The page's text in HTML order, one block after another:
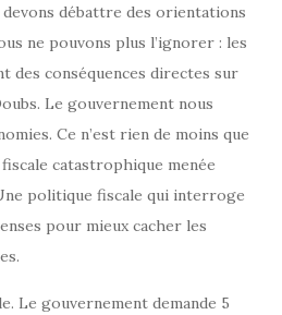
débattre des orientations
ne pouvons plus l’ignorer : les
des conséquences directes sur
Le gouvernement nous
Ce n’est rien de moins que
catastrophique menée
politique fiscale qui interroge
pour mieux cacher les
Le gouvernement demande 5